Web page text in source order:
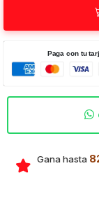
Paga con tu
Gana hasta